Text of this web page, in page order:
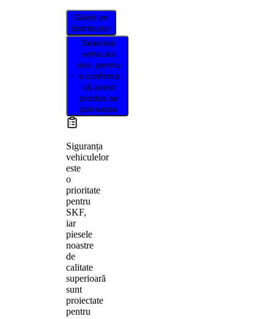
Găsiți un
distribuitor
Selectați
vehiculul
dvs. pentru
a confirma
că acest
produs se
potrivește
Siguranța
vehiculelor
este
o
prioritate
pentru
SKF,
iar
piesele
noastre
de
calitate
superioară
sunt
proiectate
pentru